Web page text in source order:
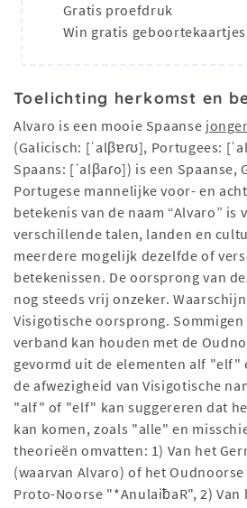
Gratis proefdruk
Win gratis geboortekaartjes
Toelichting herkomst en
Alvaro is een mooie Spaanse
(Galicisch: [ˈalβɐɾʊ], Portugees:
Spaans: [ˈalβaɾo]) is een Spaanse,
Portugese mannelijke voor- en
betekenis van de naam “Alvaro” is
verschillende talen, landen en
meerdere mogelijk dezelfde of
betekenissen. De oorsprong van
nog steeds vrij onzeker.
Visigotische oorsprong.
verband kan houden met de
gevormd uit de elementen alf
de afwezigheid van Visigotische
"alf" of "elf" kan suggereren dat
kan komen, zoals "alle" en
theorieën omvatten: 1) Van het
(waarvan Alvaro) of het
Proto-Noorse "*AnulaiƀaR", 2)